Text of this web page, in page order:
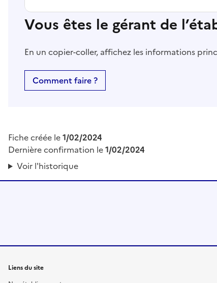
Vous êtes le gérant de
En un copier-coller, affichez les informations
Comment faire ?
Fiche créée le1/02/2024
Dernière confirmation le1/02/2024
Voir l'historique
Liens du site